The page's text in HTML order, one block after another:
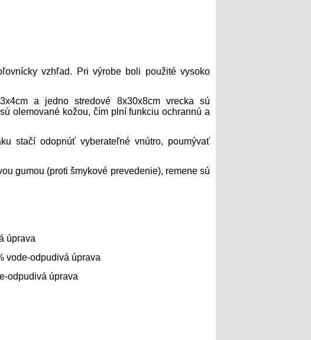
vzhľad. Pri výrobe boli použité vysoko
a jedno stredové 8x30x8cm vrecka sú
olemované kožou, čím plní funkciu ochrannú a
stačí odopnúť vyberateľné vnútro, poumývať
gumou (proti šmykové prevedenie), remene sú
úprava
vode-odpudivá úprava
odpudivá úprava